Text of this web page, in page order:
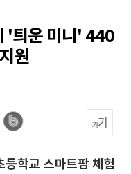
'틔운 미니' 440
원
학교 스마트팜 체험